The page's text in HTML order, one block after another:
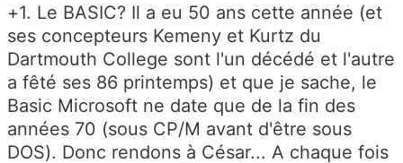
+1. Le BASIC? Il a eu 50 ans cette année (et
ses concepteurs Kemeny et Kurtz du
Dartmouth College sont l'un décédé et l'autre
a fêté ses 86 printemps) et que je sache, le
Basic Microsoft ne date que de la fin des
années 70 (sous CP/M avant d'être sous
DOS). Donc rendons à César... A chaque fois